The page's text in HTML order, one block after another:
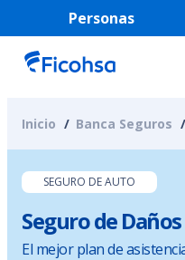
Personas
Inicio Banca Seguros
SEGURO DE AUTO
Seguro de Daños
El mejor plan de